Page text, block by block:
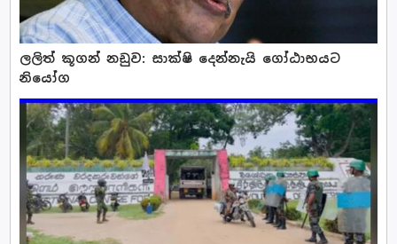
ලලිත් කූගන් නඩුව: සාක්ෂි දෙන්නැයි ගෝඨාභයට
නියෝග